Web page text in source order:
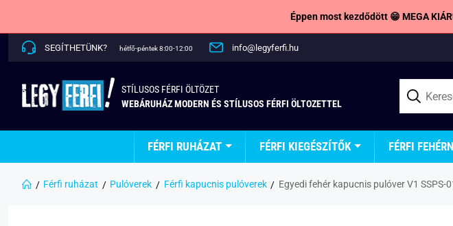
Éppen most kezdődött 😁 MEGA
SEGÍTHETÜNK? hétfő-péntek 8:00-12:00 info@legyferfi.hu
STÍLUSOS FÉRFI ÖLTÖZET
WEBÁRUHÁZ MODERN ÉS STÍLUSOS FÉRFI ÖLTOZETTEL
FÉRFI RUHÁZAT FÉRFI KIEGÉSZÍTŐK FÉRFI
Férfi ruházat Pulóverek Férfi kapucnis pulóverek Egyedi fehér kapucnis pulóver V1 SSPS-